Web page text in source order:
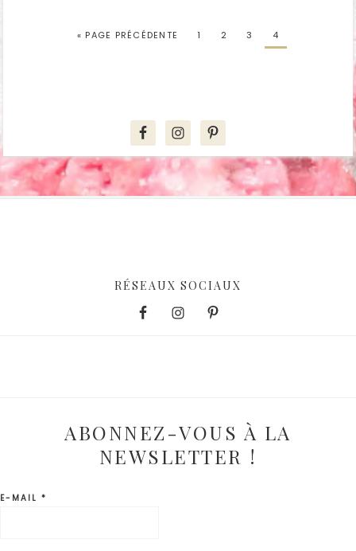
« PAGE PRÉCÉDENTE 1 2 3 4
RÉSEAUX SOCIAUX
ABONNEZ-VOUS À LA
NEWSLETTER !
E-MAIL *